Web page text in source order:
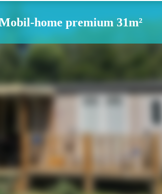
home premium 31m²